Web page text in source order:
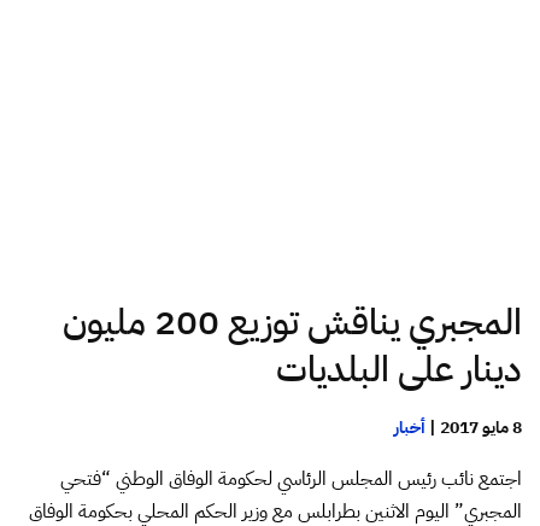
المجبري يناقش توزيع 200 مليون
دينار على البلديات
8 مايو 2017 | أخبار
اجتمع نائب رئيس المجلس الرئاسي لحكومة الوفاق الوطني “فتحي
المجبري” اليوم الاثنين بطرابلس مع وزير الحكم المحلي بحكومة الوفاق